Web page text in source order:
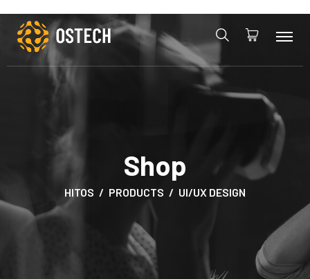
Shop
HITOS PRODUCTS UI/UX DESIGN